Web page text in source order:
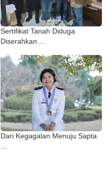
Sertifikat Tanah Diduga
Diserahkan ...
Dari Kegagalan Menuju Sapta